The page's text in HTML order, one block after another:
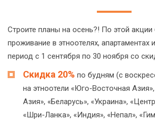
Строите планы на осень?! По этой акции
проживание в этноотелях, апартаментах
период с 1 сентября по 30 ноября со
Скидка 20% по будням (с
на этноотели «Юго-Восточная
Азия», «Беларусь», «Украина»,
«Шри-Ланка», «Индия», «Непал»,